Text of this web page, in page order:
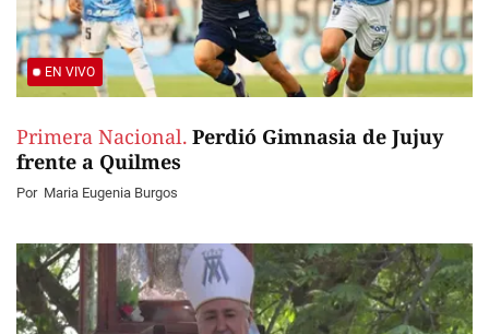
EN VIVO
Primera Nacional. Perdió Gimnasia de Jujuy
frente a Quilmes
Por Maria Eugenia Burgos